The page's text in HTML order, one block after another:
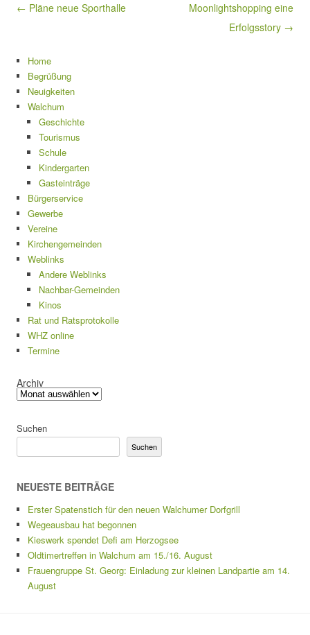
Beitragsnavigation
← Pläne neue Sporthalle
Moonlightshopping eine
Erfolgsstory →
Home
Begrüßung
Neuigkeiten
Walchum
Geschichte
Tourismus
Schule
Kindergarten
Gasteinträge
Bürgerservice
Gewerbe
Vereine
Kirchengemeinden
Weblinks
Andere Weblinks
Nachbar-Gemeinden
Kinos
Rat und Ratsprotokolle
WHZ online
Termine
Archiv
Suchen
Suchen
NEUESTE BEITRÄGE
Erster Spatenstich für den neuen Walchumer Dorfgrill
Wegeausbau hat begonnen
Kieswerk spendet Defi am Herzogsee
Oldtimertreffen in Walchum am 15./16. August
Frauengruppe St. Georg: Einladung zur kleinen Landpartie am 14.
August